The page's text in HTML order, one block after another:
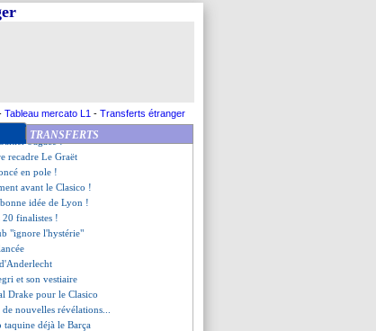
Tableau mercato L1 - Transferts étranger
TRANSFERTS
se confirme
le viseur
de Juninho
de Payet
s'agace !
recadre Le Graët
en pole !
avant le Clasico !
idée de Lyon !
20 finalistes !
"ignore l'hystérie"
et son vestiaire
Drake pour le Clasico
nouvelles révélations...
déjà le Barça